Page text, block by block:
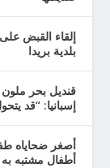
إلقاء القبض
بلدية بريدا
إسبانيا: “قد
أصغر ضحاياه
أطفال مشتبه به